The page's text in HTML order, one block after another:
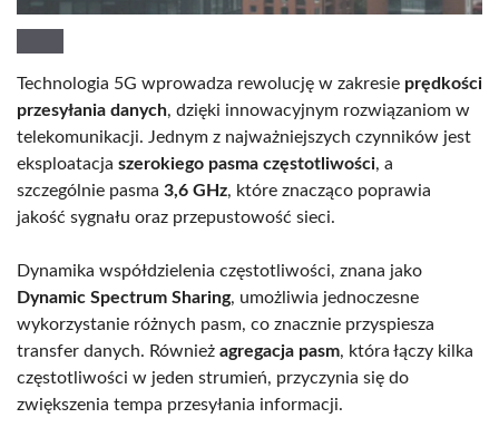
Technologia 5G wprowadza rewolucję w zakresie prędkości
przesyłania danych, dzięki innowacyjnym rozwiązaniom w
telekomunikacji. Jednym z najważniejszych czynników jest
eksploatacja szerokiego pasma częstotliwości, a
szczególnie pasma 3,6 GHz, które znacząco poprawia
jakość sygnału oraz przepustowość sieci.
Dynamika współdzielenia częstotliwości, znana jako
Dynamic Spectrum Sharing, umożliwia jednoczesne
wykorzystanie różnych pasm, co znacznie przyspiesza
transfer danych. Również agregacja pasm, która łączy kilka
częstotliwości w jeden strumień, przyczynia się do
zwiększenia tempa przesyłania informacji.